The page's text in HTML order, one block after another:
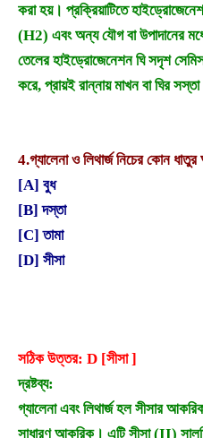
করা হয়। প্রক্রিয়াটিতে
(H2) এবং অন্য যৌগ বা উপাদানের
তেলের হাইড্রোজেনেশন ঘি সদৃশ
করে, প্রায়ই রান্নায় মাখন বা ঘির
4.গ্যালেনা ও লিথার্জ নিচের কোন
[A] বুধ
[B] দস্তা
[C] তামা
[D] সীসা
সঠিক উত্তর: D [সীসা ]
দ্রষ্টব্য:
গ্যালেনা এবং লিথার্জ হল সীসার
সাধারণ আকরিক। এটি সীসা (II)